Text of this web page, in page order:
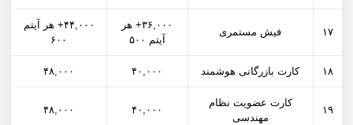
۱۷ فیش مستمری
۳۶,۰۰۰+ هر
آیتم ۵۰۰
۴۴,۰۰۰+ هر آیتم
۶۰۰
۱۸ کارت بازرگانی هوشمند ۴۰,۰۰۰ ۴۸,۰۰۰
۱۹
کارت عضویت نظام
مهندسی
۴۰,۰۰۰ ۴۸,۰۰۰